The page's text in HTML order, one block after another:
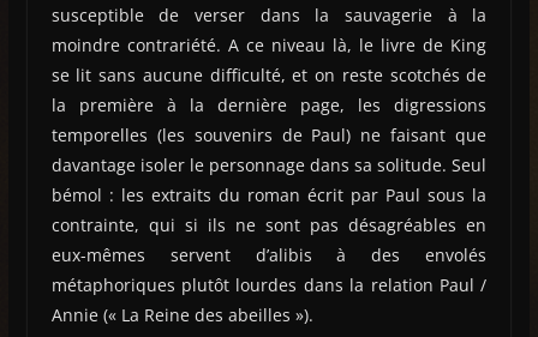
susceptible de verser dans la sauvagerie à la
moindre contrariété. A ce niveau là, le livre de King
se lit sans aucune difficulté, et on reste scotchés de
la première à la dernière page, les digressions
temporelles (les souvenirs de Paul) ne faisant que
davantage isoler le personnage dans sa solitude. Seul
bémol : les extraits du roman écrit par Paul sous la
contrainte, qui si ils ne sont pas désagréables en
eux-mêmes servent d’alibis à des envolés
métaphoriques plutôt lourdes dans la relation Paul /
Annie (« La Reine des abeilles »).